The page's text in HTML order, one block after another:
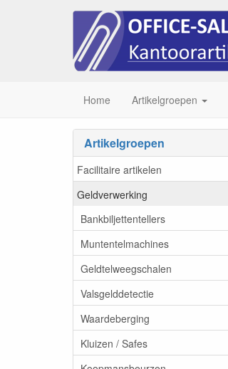
Home Artikelgroepen
Artikelgroepen
Facilitaire artikelen
Geldverwerking
Bankbiljettentellers
Muntentelmachines
Geldtelweegschalen
Valsgelddetectie
Waardeberging
Kluizen / Safes